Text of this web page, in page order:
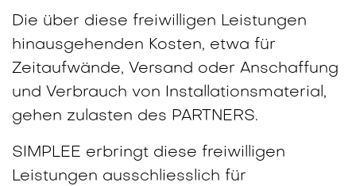
Die über diese freiwilligen Leistungen
hinausgehenden Kosten, etwa für
Zeitaufwände, Versand oder Anschaffung
und Verbrauch von Installationsmaterial,
gehen zulasten des PARTNERS.
SIMPLEE erbringt diese freiwilligen
Leistungen ausschliesslich für